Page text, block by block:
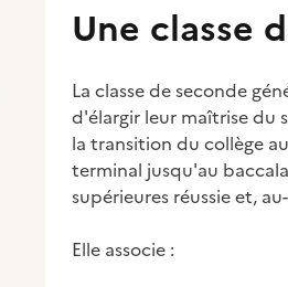
Une classe
La classe de seconde
d'élargir leur maîtrise du
la transition du collège
terminal jusqu'au
supérieures réussie et,
Elle associe :